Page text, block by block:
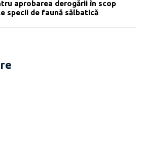
aprobarea derogării în scop
specii de faună sălbatică